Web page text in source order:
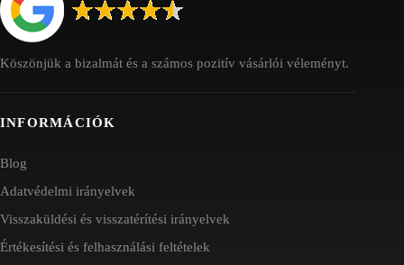
Köszönjük a bizalmát és a számos pozitív vásárlói véleményt.
INFORMÁCIÓK
Blog
Adatvédelmi irányelvek
Visszaküldési és visszatérítési irányelvek
Értékesítési és felhasználási feltételek